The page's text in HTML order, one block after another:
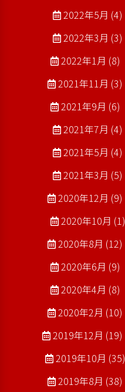
2022年5月 (4)
2022年3月 (3)
2022年1月 (8)
2021年11月 (3)
2021年9月 (6)
2021年7月 (4)
2021年5月 (4)
2021年3月 (5)
2020年12月 (9)
2020年10月 (1)
2020年8月 (12)
2020年6月 (9)
2020年4月 (8)
2020年2月 (10)
2019年12月 (19)
2019年10月 (35)
2019年8月 (38)